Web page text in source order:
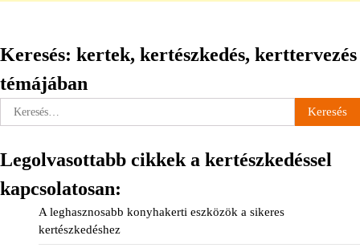
Keresés: kertek, kertészkedés, kerttervezés
témájában
Keresés:
Legolvasottabb cikkek a kertészkedéssel
kapcsolatosan:
A leghasznosabb konyhakerti eszközök a sikeres
kertészkedéshez